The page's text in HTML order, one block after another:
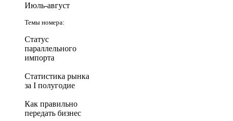
Июль-август
Темы номера:
Статус
параллельного
импорта
Статистика рынка
за I полугодие
Как правильно
передать бизнес